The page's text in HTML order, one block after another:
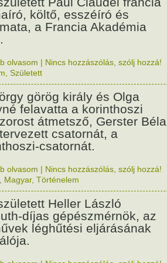
költő, esszéíró és
a Francia Akadémia
olvasom | Nincs hozzászólás, szólj hozzá!
Született
görög király és Olga
felavatta a korinthoszi
átmetsző, Gerster Béla
csatornát, a
csatornát.
olvasom | Nincs hozzászólás, szólj hozzá!
Magyar, Történelem
Heller László
díjas gépészmérnök, az
léghűtési eljárásának